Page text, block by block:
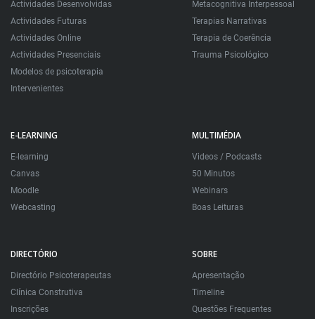
Actividades Desenvolvidas
Actividades Futuras
Actividades Online
Actividades Presenciais
Modelos de psicoterapia
Intervenientes
Metacognitiva Interpessoal
Terapias Narrativas
Terapia de Coerência
Trauma Psicológico
E-LEARNING
E-learning
Canvas
Moodle
Webcasting
MULTIMÉDIA
Videos / Podcasts
50 Minutos
Webinars
Boas Leituras
DIRECTÓRIO
Directório Psicoterapeutas
Clínica Construtiva
Inscrições
SOBRE
Apresentação
Timeline
Questões Frequentes